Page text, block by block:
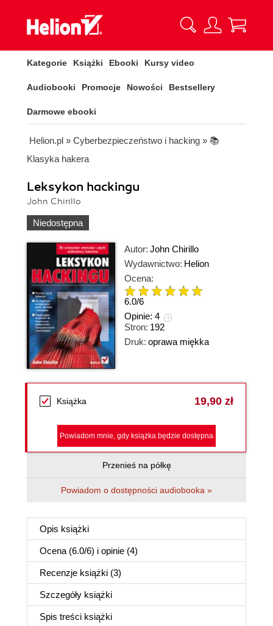
Kategorie Książki Ebooki Kursy video
Audiobooki Promocje Nowości Bestsellery
Darmowe ebooki
Helion.pl » Cyberbezpieczeństwo i hacking » 📚
Klasyka hakera
Leksykon hackingu
John Chirillo
Niedostępna
Autor: John Chirillo
Wydawnictwo: Helion
Ocena:
6.0/6
Opinie: 4
Stron: 192
Druk: oprawa miękka
Książka 19,90 zł
Powiadom mnie, gdy książka będzie dostępna
Przenieś na półkę
Powiadom o dostępności audiobooka »
Opis książki
Ocena (6.0/6) i opinie (4)
Recenzje książki (3)
Szczegóły książki
Spis treści książki